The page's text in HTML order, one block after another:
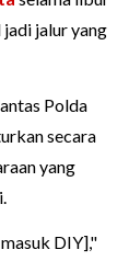
jadi jalur yang
Polda
secara
yang
DIY],"